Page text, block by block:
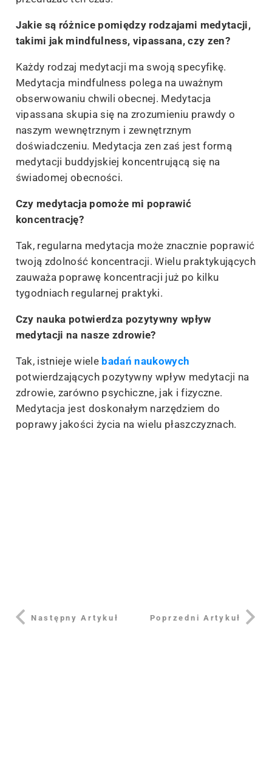
Jakie są różnice pomiędzy rodzajami medytacji,
takimi jak mindfulness, vipassana, czy zen?
Każdy rodzaj medytacji ma swoją specyfikę.
Medytacja mindfulness polega na uważnym
obserwowaniu chwili obecnej. Medytacja
vipassana skupia się na zrozumieniu prawdy o
naszym wewnętrznym i zewnętrznym
doświadczeniu. Medytacja zen zaś jest formą
medytacji buddyjskiej koncentrującą się na
świadomej obecności.
Czy medytacja pomoże mi poprawić
koncentrację?
Tak, regularna medytacja może znacznie poprawić
twoją zdolność koncentracji. Wielu praktykujących
zauważa poprawę koncentracji już po kilku
tygodniach regularnej praktyki.
Czy nauka potwierdza pozytywny wpływ
medytacji na nasze zdrowie?
Tak, istnieje wiele badań naukowych
potwierdzających pozytywny wpływ medytacji na
zdrowie, zarówno psychiczne, jak i fizyczne.
Medytacja jest doskonałym narzędziem do
poprawy jakości życia na wielu płaszczyznach.
Następny Artykuł Poprzedni Artykuł